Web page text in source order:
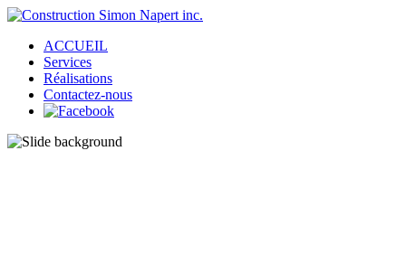
ACCUEIL
Services
Réalisations
Contactez-nous